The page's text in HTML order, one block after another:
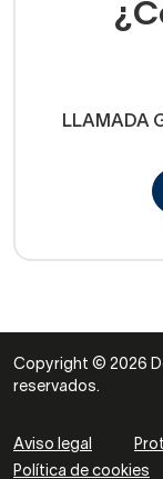
LLAMADA
Copyright © 2026
reservados.
Aviso legal
Política de cookies